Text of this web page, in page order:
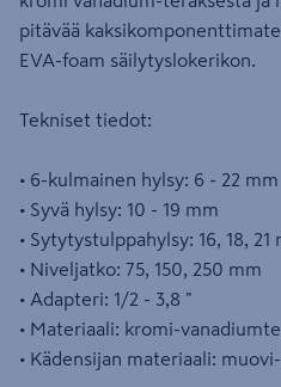
pitävää
EVA-foam säilytyslokerikon.
Tekniset tiedot:
• 6-kulmainen hylsy: 6 - 22 mm
• Syvä hylsy: 10 - 19 mm
• Sytytystulppahylsy: 16, 18, 21
• Niveljatko: 75, 150, 250 mm
• Adapteri: 1/2 - 3,8 "
• Materiaali: kromi-
• Kädensijan materiaali: